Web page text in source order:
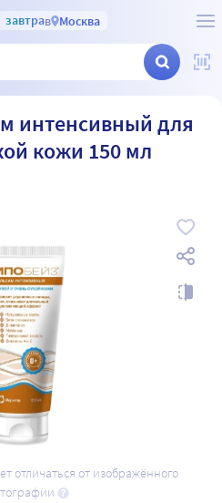
завтрав Москва
интенсивный для
кожи 150 мл
отличаться от изображённого